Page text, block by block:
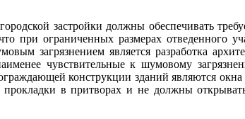
застройки должны обеспечивать
при ограниченных размерах отведенного
загрязнением является разработка
чувствительные к шумовому
конструкции зданий являются окна
в притворах и не должны